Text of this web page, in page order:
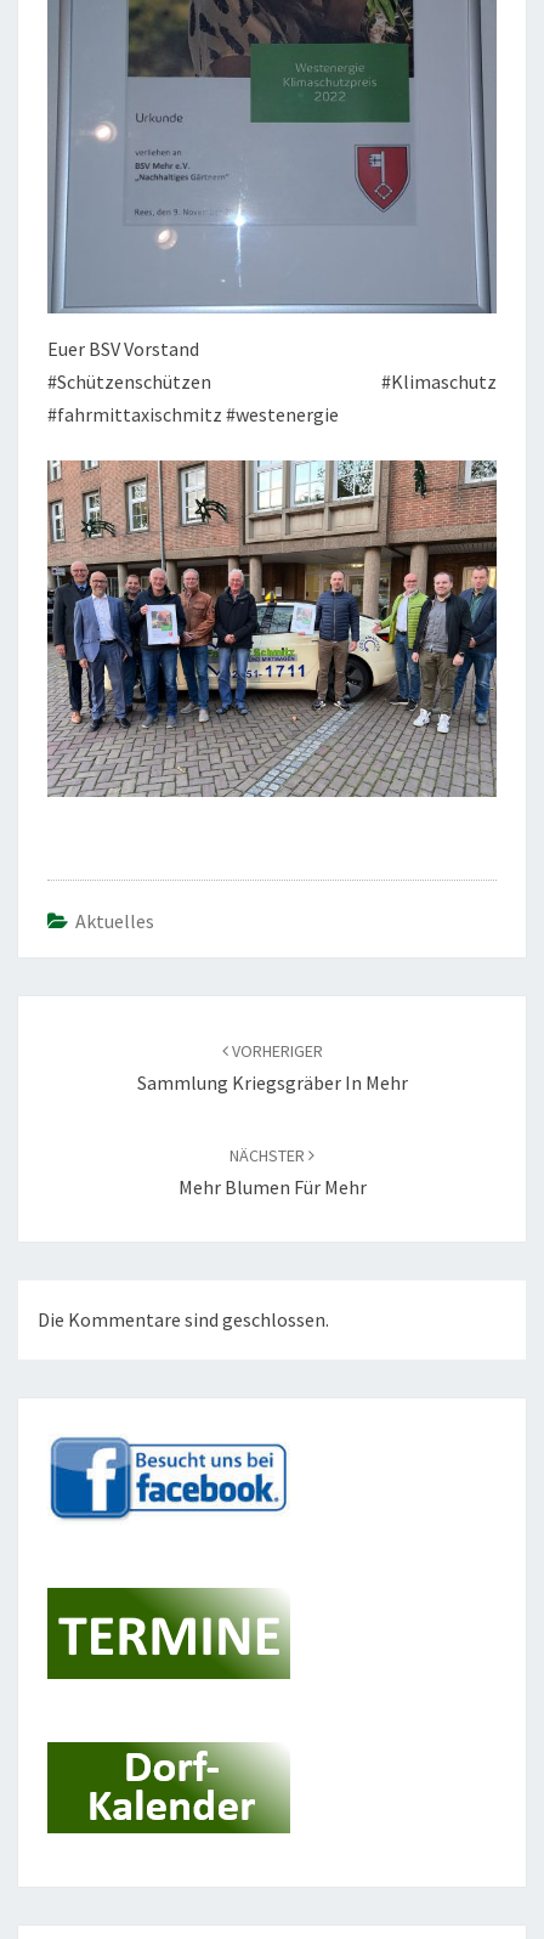
Euer BSV Vorstand
#Schützenschützen #Klimaschutz
#fahrmittaxischmitz #westenergie
Aktuelles
VORHERIGER
Sammlung Kriegsgräber In Mehr
NÄCHSTER
Mehr Blumen Für Mehr
Die Kommentare sind geschlossen.